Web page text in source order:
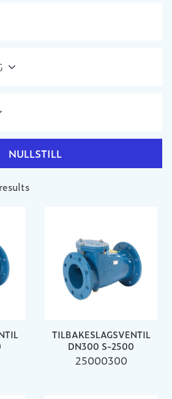
NULLSTILL
TILBAKESLAGSVENTIL
DN300 S-2500
25000300